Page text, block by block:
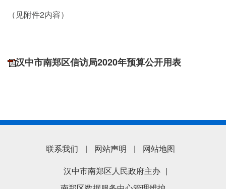
（见附件2内容）
汉中市南郑区信访局2020年预算公开用表
联系我们 | 网站声明 |
网站地图
汉中市南郑区人民政府主办 |